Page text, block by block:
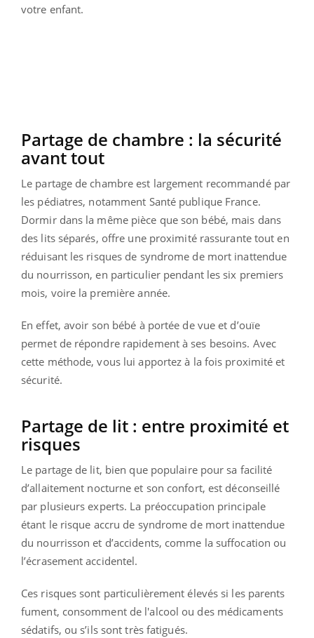
votre enfant.
Partage de chambre : la sécurité
avant tout
Le partage de chambre est largement recommandé par
les pédiatres, notamment Santé publique France.
Dormir dans la même pièce que son bébé, mais dans
des lits séparés, offre une proximité rassurante tout en
réduisant les risques de syndrome de mort inattendue
du nourrisson, en particulier pendant les six premiers
mois, voire la première année.
En effet, avoir son bébé à portée de vue et d’ouïe
permet de répondre rapidement à ses besoins. Avec
cette méthode, vous lui apportez à la fois proximité et
sécurité.
Partage de lit : entre proximité et
risques
Le partage de lit, bien que populaire pour sa facilité
d’allaitement nocturne et son confort, est déconseillé
par plusieurs experts. La préoccupation principale
étant le risque accru de syndrome de mort inattendue
du nourrisson et d’accidents, comme la suffocation ou
l’écrasement accidentel.
Ces risques sont particulièrement élevés si les parents
fument, consomment de l'alcool ou des médicaments
sédatifs, ou s’ils sont très fatigués.